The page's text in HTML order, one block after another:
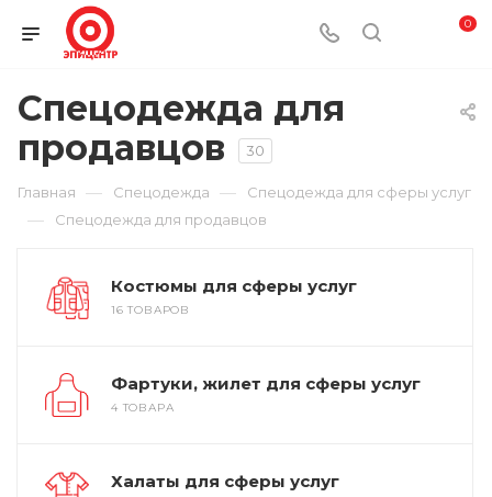
0
Спецодежда для
продавцов
30
Главная — Спецодежда — Спецодежда для сферы услуг
— Спецодежда для продавцов
Костюмы для сферы услуг
16 ТОВАРОВ
Фартуки, жилет для сферы услуг
4 ТОВАРА
Халаты для сферы услуг